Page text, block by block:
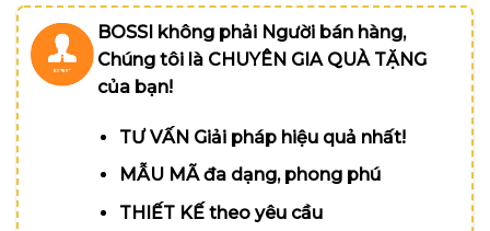
BOSSI không phải Người bán hàng,
Chúng tôi là CHUYÊN GIA QUÀ TẶNG
của bạn!
TƯ VẤN Giải pháp hiệu quả nhất!
MẪU MÃ đa dạng, phong phú
THIẾT KẾ theo yêu cầu